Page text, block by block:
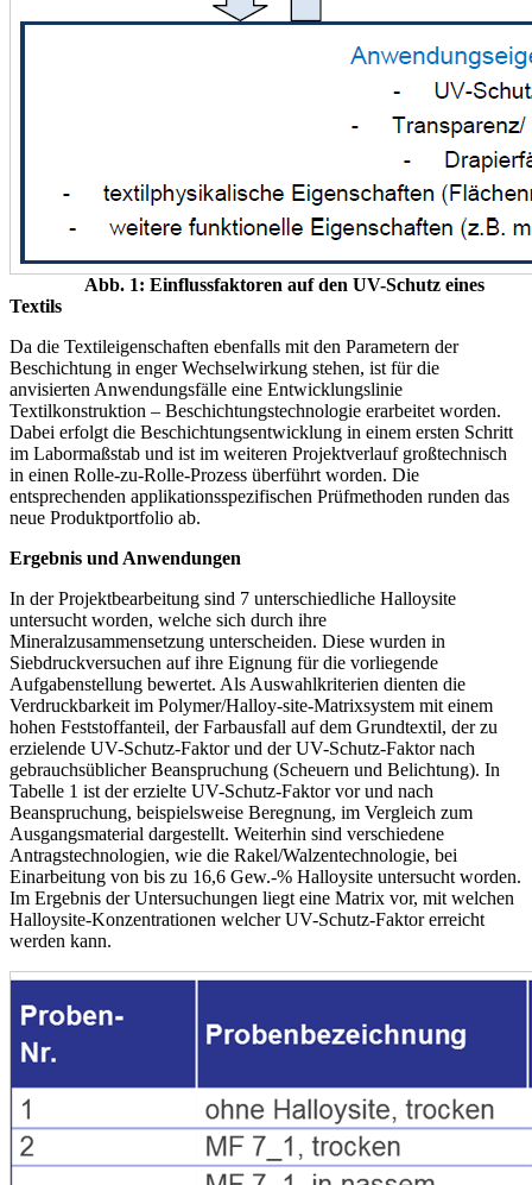
Abb. 1: Einflussfaktoren auf den UV-Schutz eines
Textils
Da die Textileigenschaften ebenfalls mit den Parametern der
Beschichtung in enger Wechselwirkung stehen, ist für die
anvisierten Anwendungsfälle eine Entwicklungslinie
Textilkonstruktion – Beschichtungstechnologie erarbeitet worden.
Dabei erfolgt die Beschichtungsentwicklung in einem ersten Schritt
im Labormaßstab und ist im weiteren Projektverlauf großtechnisch
in einen Rolle-zu-Rolle-Prozess überführt worden. Die
entsprechenden applikationsspezifischen Prüfmethoden runden das
neue Produktportfolio ab.
Ergebnis und Anwendungen
In der Projektbearbeitung sind 7 unterschiedliche Halloysite
untersucht worden, welche sich durch ihre
Mineralzusammensetzung unterscheiden. Diese wurden in
Siebdruckversuchen auf ihre Eignung für die vorliegende
Aufgabenstellung bewertet. Als Auswahlkriterien dienten die
Verdruckbarkeit im Polymer/Halloy-site-Matrixsystem mit einem
hohen Feststoffanteil, der Farbausfall auf dem Grundtextil, der zu
erzielende UV-Schutz-Faktor und der UV-Schutz-Faktor nach
gebrauchsüblicher Beanspruchung (Scheuern und Belichtung). In
Tabelle 1 ist der erzielte UV-Schutz-Faktor vor und nach
Beanspruchung, beispielsweise Beregnung, im Vergleich zum
Ausgangsmaterial dargestellt. Weiterhin sind verschiedene
Antragstechnologien, wie die Rakel/Walzentechnologie, bei
Einarbeitung von bis zu 16,6 Gew.-% Halloysite untersucht worden.
Im Ergebnis der Untersuchungen liegt eine Matrix vor, mit welchen
Halloysite-Konzentrationen welcher UV-Schutz-Faktor erreicht
werden kann.